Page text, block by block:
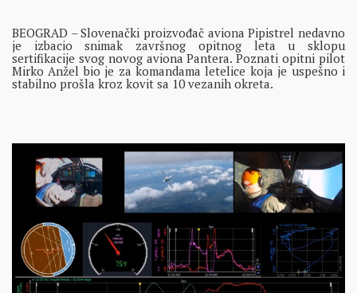
BEOGRAD – Slovenački proizvođač aviona Pipistrel nedavno
je izbacio snimak završnog opitnog leta u sklopu
sertifikacije svog novog aviona Pantera. Poznati opitni pilot
Mirko Anžel bio je za komandama letelice koja je uspešno i
stabilno prošla kroz kovit sa 10 vezanih okreta.